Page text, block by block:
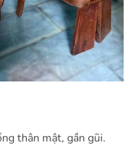
thân mật, gần gũi.